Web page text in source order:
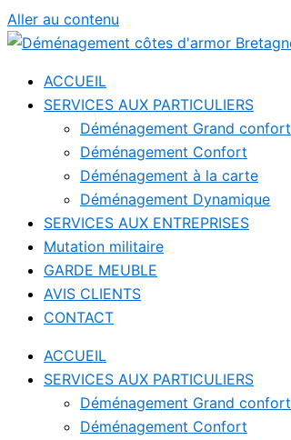
Aller au contenu
ACCUEIL
SERVICES AUX PARTICULIERS
Déménagement Grand confort
Déménagement Confort
Déménagement à la carte
Déménagement Dynamique
SERVICES AUX ENTREPRISES
Mutation militaire
GARDE MEUBLE
AVIS CLIENTS
CONTACT
ACCUEIL
SERVICES AUX PARTICULIERS
Déménagement Grand confort
Déménagement Confort